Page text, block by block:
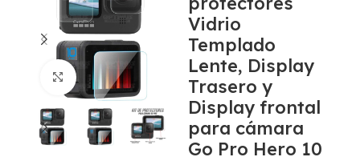
Click to enlarge
Vidrio
Templado
Lente, Display
Trasero y
Display frontal
para cámara
Go Pro Hero 10